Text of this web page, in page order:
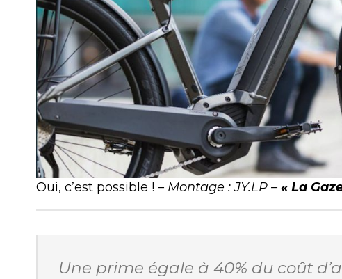
Oui, c’est possible !– Montage : JY.LP –« La
Une prime égale à 40% du coût